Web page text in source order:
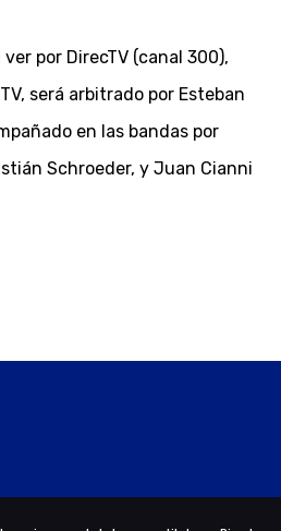
por DirecTV (canal 300),
será arbitrado por Esteban
en las bandas por
Schroeder, y Juan Cianni